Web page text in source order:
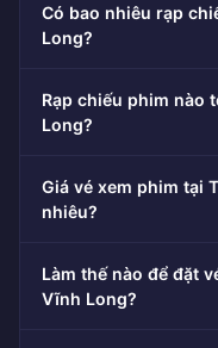
Có bao nhiêu rạp
Long?
Rạp chiếu phim nào
Long?
Giá vé xem phim tại
nhiêu?
Làm thế nào để đặt
Vĩnh Long?